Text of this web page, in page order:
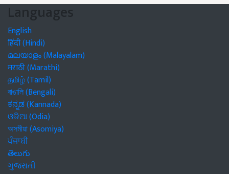
Languages
English
हिंदी (Hindi)
മലയാളം (Malayalam)
मराठी (Marathi)
தமிழ் (Tamil)
বাঙালি (Bengali)
ಕನ್ನಡ (Kannada)
ଓଡିଆ (Odia)
অসমীয়া (Asomiya)
ਪੰਜਾਬੀ
తెలుగు
ગુજરાતી